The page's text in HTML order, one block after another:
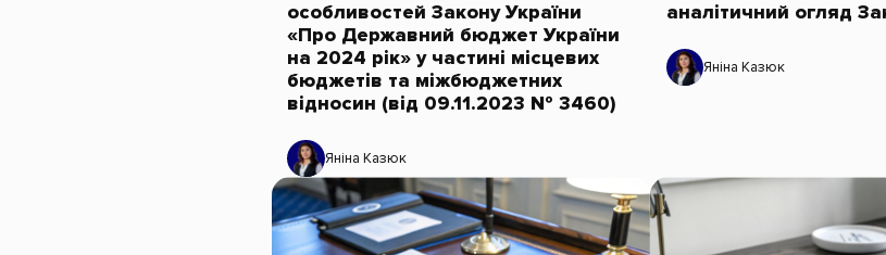
особливостей Закону України
«Про Державний бюджет України
на 2024 рік» у частині місцевих
бюджетів та міжбюджетних
відносин (від 09.11.2023 № 3460)
Яніна Казюк
аналітичний огляд
Яніна Казюк